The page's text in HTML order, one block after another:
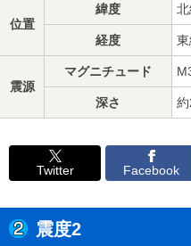
位置
緯度
経度
震源
マグニチュード
深さ
Twitter Facebook
震度2